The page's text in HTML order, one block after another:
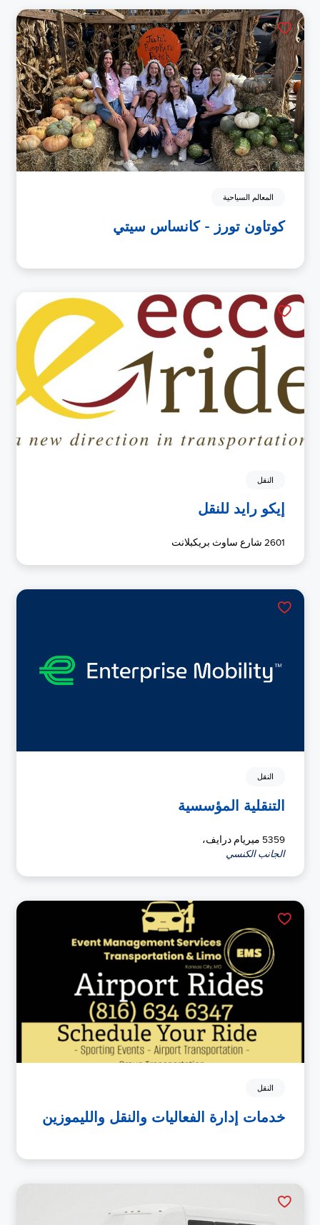
المعالم السياحية
كوتاون تورز - كانساس سيتي
النقل
إيكو رايد للنقل
2601 شارع ساوث بريكبلانت
النقل
التنقلية المؤسسية
5359 ميريام درايف،
الجانب الكنسي
النقل
خدمات إدارة الفعاليات والنقل والليموزين